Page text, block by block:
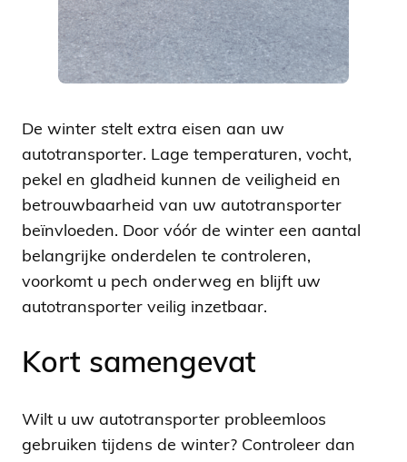
De winter stelt extra eisen aan uw
autotransporter. Lage temperaturen, vocht,
pekel en gladheid kunnen de veiligheid en
betrouwbaarheid van uw autotransporter
beïnvloeden. Door vóór de winter een aantal
belangrijke onderdelen te controleren,
voorkomt u pech onderweg en blijft uw
autotransporter veilig inzetbaar.
Kort samengevat
Wilt u uw autotransporter probleemloos
gebruiken tijdens de winter? Controleer dan